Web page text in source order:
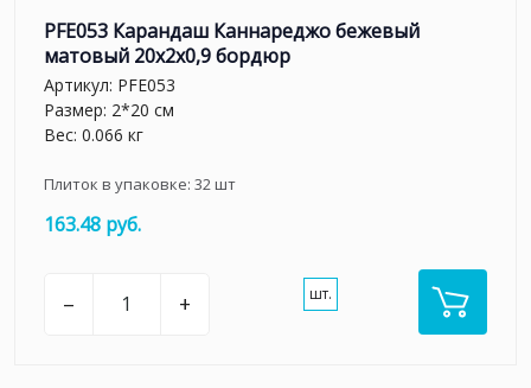
PFE053 Карандаш Каннареджо бежевый
матовый 20x2x0,9 бордюр
Артикул: PFE053
Размер: 2*20 см
Вес: 0.066 кг
Плиток в упаковке: 32шт
163.48 руб.
– + шт.